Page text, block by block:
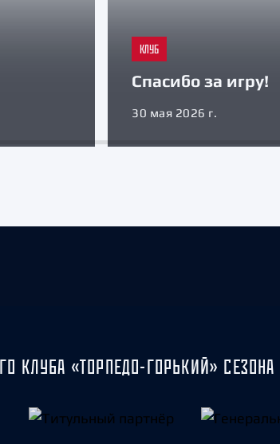
КЛУБ
Спасибо за игру!
30 мая 2026 г.
КЛУБА «ТОРПЕДО-ГОРЬКИЙ» СЕЗОНА